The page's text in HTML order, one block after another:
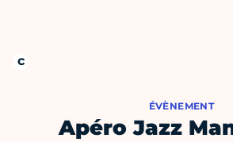
ÉVÈNEMENT
Apéro Jazz